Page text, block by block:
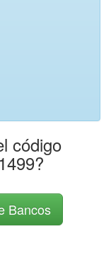
código
Bancos